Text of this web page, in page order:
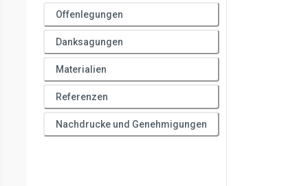
Offenlegungen
Danksagungen
Materialien
Referenzen
Nachdrucke und Genehmigungen